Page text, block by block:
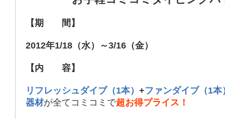
【期 間】
2012年1/18（水）～3/16（金）
【内 容】
リフレッシュダイブ（1本） +ファンダイブ（1本
器材が全てコミコミで超お得プライス！